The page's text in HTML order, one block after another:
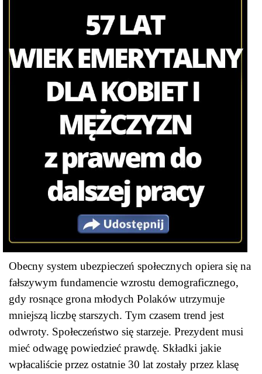
Obecny system ubezpieczeń społecznych opiera się na
fałszywym fundamencie wzrostu demograficznego,
gdy rosnące grona młodych Polaków utrzymuje
mniejszą liczbę starszych. Tym czasem trend jest
odwroty. Społeczeństwo się starzeje. Prezydent musi
mieć odwagę powiedzieć prawdę. Składki jakie
wpłacaliście przez ostatnie 30 lat zostały przez klasę